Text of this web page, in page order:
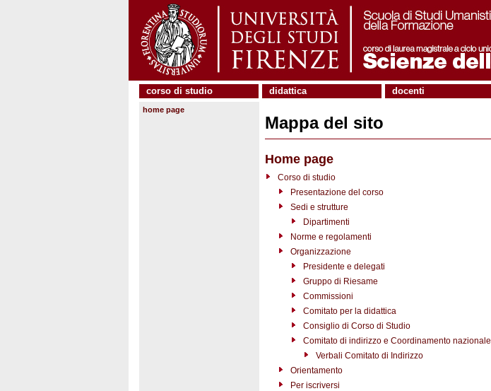
corso di studio didattica docenti
home page
Mappa del sito
Home page
Corso di studio
Presentazione del corso
Sedi e strutture
Dipartimenti
Norme e regolamenti
Organizzazione
Presidente e delegati
Gruppo di Riesame
Commissioni
Comitato per la didattica
Consiglio di Corso di Studio
Comitato di indirizzo e Coordinamento nazionale
Verbali Comitato di Indirizzo
Orientamento
Per iscriversi